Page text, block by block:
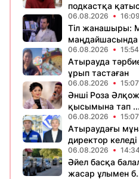
подкастқа
06.08.2026 16:09
Тіл жанашыры:
маңдайшасында
06.08.2026 15:54
Атырауда
ұрып тастаған
06.08.2026 15:07
Әнші Роза
қысымына тап ...
06.08.2026 15:07
Атыраудағы
директор келеді
06.08.2026
Әйел басқа
жасар ұлымен